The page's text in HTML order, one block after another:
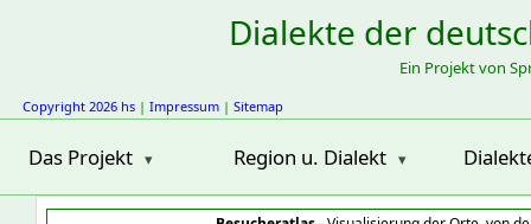
Dialekte der
Ein Projekt von
Copyright 2026 hs | Impressum | Sitemap
Das Projekt Region u. Dialekt